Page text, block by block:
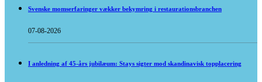
Svenske momserfaringer vækker bekymring i restaurationsbranchen
07-08-2026
I anledning af 45-års jubilæum: Stays sigter mod skandinavisk topplacering